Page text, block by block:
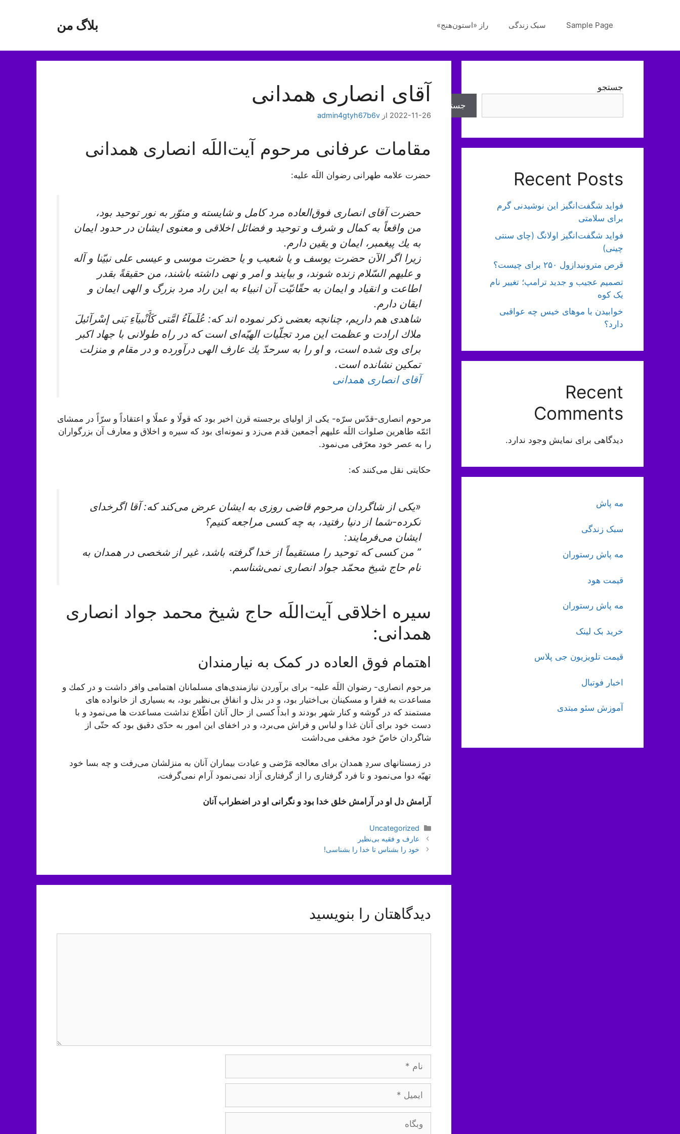
بلاگ من Sample Page سبک زندگی راز «استون‌هنج»
آقای انصاری همدانی
2022-11-26 از admin4gtyh67b6v
مقامات عرفانی مرحوم آیت‌اللَه انصاری همدانی
حضرت علامه طهرانی رضوان اللَه علیه:
حضرت آقاى انصارى فوق‏‌العاده مرد كامل و شايسته و منوّر به نور توحيد بود،
من واقعاً به كمال و شرف و توحيد و فضائل اخلاقى و معنوى ايشان در حدود ايمان
به يك پيغمبر، ايمان و يقين دارم.
زيرا اگر الآن حضرت يوسف و يا شعيب و يا حضرت موسى و عيسى على نبيّنا و آله
و عليهم السّلام زنده شوند، و بيايند و امر و نهى داشته باشند، من حقيقةً بقدر
اطاعت و انقياد و ايمان به حقّانيّت آن انبياء به اين راد مرد بزرگ و الهى ايمان و
ايقان دارم.
شاهدى هم داريم، چنانچه بعضى ذكر نموده ‏اند كه: عُلَمآءُ امَّتى كَأَنْبيآءِ بَنى إسْرآئيلَ‏
ملاك ارادت و عظمت اين مرد تجلّيات الهيّه‌‏اى است كه در راه طولانى با جهاد اكبر
براى وى شده است، و او را به سرحدّ يك عارف الهى درآورده و در مقام و منزلت
تمكين نشانده است‏.
آقای انصاری همدانی
مرحوم انصارى‏-قدّس سرّه- يكى از اولياى برجسته قرن اخير بود كه قولًا و عملًا و اعتقاداً و سرّاً در ممشاى
ائمّه طاهرين صلوات اللَه عليهم أجمعين قدم می‌‏زد و نمونه‌‏اى بود كه سيره و اخلاق و معارف آن بزرگواران
را به عصر خود معرّفى می‌‏نمود.
حكايتى نقل می‌‏كنند كه:
«يكى از شاگردان مرحوم قاضى روزى به ايشان عرض می‌كند كه: آقا اگرخداى
نكرده-شما از دنيا رفتيد، به چه كسى مراجعه كنيم؟
ايشان می‌فرمايند:
” من كسى كه توحيد را مستقيماً از خدا گرفته باشد، غير از شخصى در همدان به
نام حاج شيخ محمّد جواد انصارى‏ نمی‌‏شناسم‏.
سیره اخلاقی آیت‌اللَه حاج شیخ محمد جواد انصاری
همدانی:
اهتمام فوق العاده در کمک به نیارمندان
مرحوم انصارى- رضوان اللَه عليه- براى برآوردن نيازمندى‏‌های مسلمانان اهتمامى وافر داشت و در كمك و
مساعدت به فقرا و مسكينان بی‌‏اختيار بود، و در بذل و انفاق بی‌نظير بود، به بسيارى از خانواده‏ هاى
مستمند كه در گوشه و كنار شهر بودند و ابداً كسى از حال آنان اطّلاع نداشت مساعدت‏ ها می‌نمود و با
دست خود براى آنان غذا و لباس و فراش می‌برد، و در اخفاى اين امور به حدّى دقيق بود كه حتّى از
شاگردان خاصّ خود مخفى می‌داشت
در زمستان‏هاى سردِ همدان براى معالجه مَرْضى و عيادت بيماران آنان به منزلشان می‌‏رفت و چه بسا خود
تهيّه دوا می‌‏نمود و تا فرد گرفتارى را از گرفتارى آزاد نمی‌‏نمود آرام نمی‌‏گرفت،
آرامش دل او در آرامش خلق خدا بود و نگرانى او در اضطراب آنان
دسته‌ها
Uncategorized
ناوبری
نوشته‌ها
عارف و فقیه بی‌نظیر
خود را بشناس تا خدا را بشناسی!
دیدگاهتان را بنویسید
وبگاه
جستجو
جستجو
Recent Posts
فواید شگفت‌انگیز این نوشیدنی گرم
برای سلامتی
فواید شگفت‌انگیز اولانگ (چای سنتی
چینی)
قرص مترونیدازول ۲۵۰ برای چیست؟
تصمیم عجیب و جدید ترامپ؛ تغییر نام
یک کوه
خوابیدن با موهای خیس چه عواقبی
دارد؟
Recent
Comments
دیدگاهی برای نمایش وجود ندارد.
مه پاش
سبک زندگی
مه پاش رستوران
قیمت هود
مه پاش رستوران
خرید بک لینک
قیمت تلویزیون جی پلاس
اخبار فوتبال
آموزش سئو مبتدی